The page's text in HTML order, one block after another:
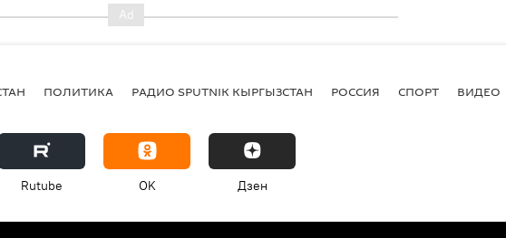
ПОЛИТИКА РАДИО SPUTNIK КЫРГЫЗСТАН РОССИЯ СПОРТ ВИДЕО
Rutube OK Дзен